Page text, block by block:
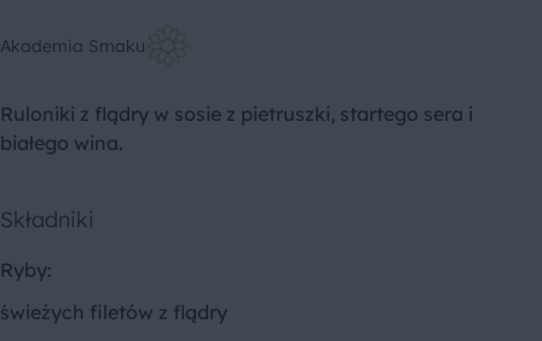
Akademia Smaku
Ruloniki z flądry w sosie z pietruszki, startego sera i
białego wina.
Składniki
Ryby:
świeżych filetów z flądry